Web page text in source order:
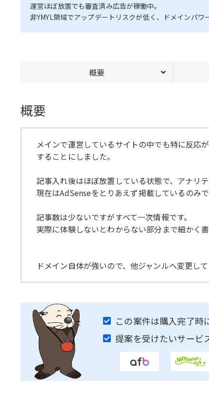
運営ほぼ放置でも審査済み広告が稼働中。
非YMYL領域でアップデートリスクが低く、ドメインパワ
概要
概要
メインで運営しているサイトの中でも特に反応
することにしました。
記事入れ後はほぼ放置している状態で、アナリ
現在はAdSenseをとりあえず掲載しているのみで
記事数は少ないですがすべて一次情報です。
実際に体験しないとわからない部分まで細かく
ドメイン自体が強いので、他ジャンルへ変更し
この案件は購入完了時に
提案を受けたいサービ